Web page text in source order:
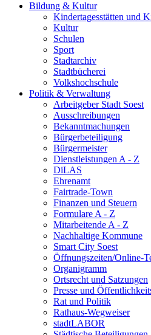
Bildung & Kultur
Kindertagesstätten und
Kultur
Schulen
Sport
Stadtarchiv
Stadtbücherei
Volkshochschule
Politik & Verwaltung
Arbeitgeber Stadt Soest
Ausschreibungen
Bekanntmachungen
Bürgerbeteiligung
Bürgermeister
Dienstleistungen A - Z
DiLAS
Ehrenamt
Fairtrade-Town
Finanzen und Steuern
Formulare A - Z
Mitarbeitende A - Z
Nachhaltige Kommune
Smart City Soest
Öffnungszeiten/Online-
Organigramm
Ortsrecht und Satzungen
Presse und
Rat und Politik
Rathaus-Wegweiser
stadtLABOR